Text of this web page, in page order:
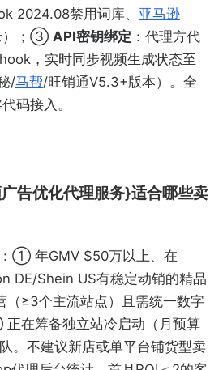
2024.08禁用词库、 亚马逊
）；③ API密钥绑定 ：代理方代
，实时同步视频生成状态至
/马帮/旺销通V5.3+版本）。全
码接入。
告优化代理服务}适合哪些卖
① 年GMV $50万以上、在
DE/Shein US有稳定动销的精品
≥3个主流站点）且需统一数字
在筹备独立站冷启动（月预算
。不建议新店或单平台铺货型卖